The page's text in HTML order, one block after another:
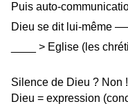
Puis auto-
Dieu se dit lui-même
____ > Eglise (les
Silence de Dieu ? Non
Dieu = expression